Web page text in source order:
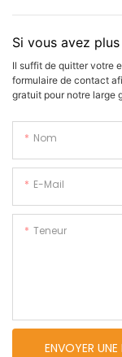
Si vous avez
Il suffit de quitter votre
formulaire de contact
gratuit pour notre large
Nom
E-Mail
Teneur
ENVOYER